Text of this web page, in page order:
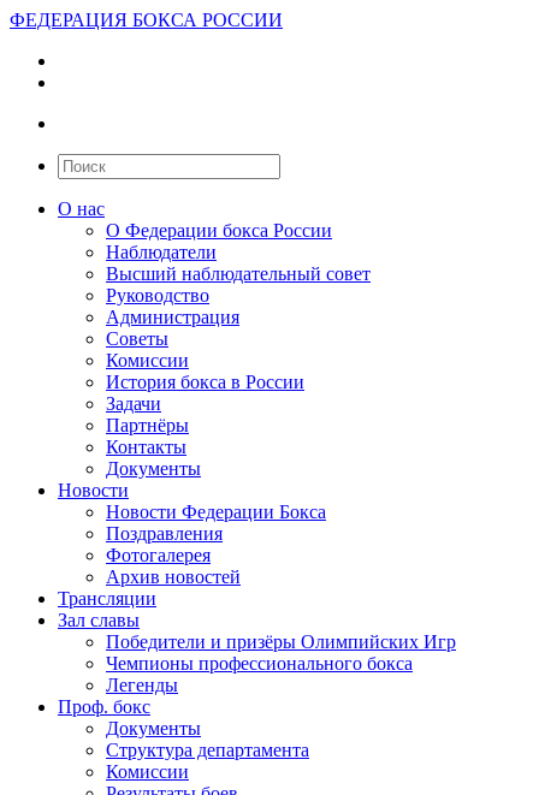
ФЕДЕРАЦИЯ БОКСА РОССИИ
О нас
О Федерации бокса России
Наблюдатели
Высший наблюдательный совет
Руководство
Администрация
Советы
Комиссии
История бокса в России
Задачи
Партнёры
Контакты
Документы
Новости
Новости Федерации Бокса
Поздравления
Фотогалерея
Архив новостей
Трансляции
Зал славы
Победители и призёры Олимпийских Игр
Чемпионы профессионального бокса
Легенды
Проф. бокс
Документы
Структура департамента
Комиссии